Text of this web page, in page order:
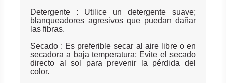
Detergente : Utilice un detergente suave;
blanqueadores agresivos que puedan dañar
las fibras.
Secado : Es preferible secar al aire libre o en
secadora a baja temperatura; Evite el secado
directo al sol para prevenir la pérdida del
color.